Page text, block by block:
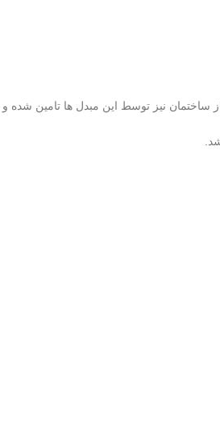
ساختمان نیز توسط این مبدل ها تامین